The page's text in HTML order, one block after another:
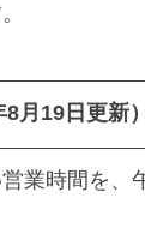
月19日更新）
業時間を、